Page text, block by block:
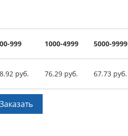
999 1000-4999 5000-9999
руб. 76.29 руб. 67.73 руб.
Заказать